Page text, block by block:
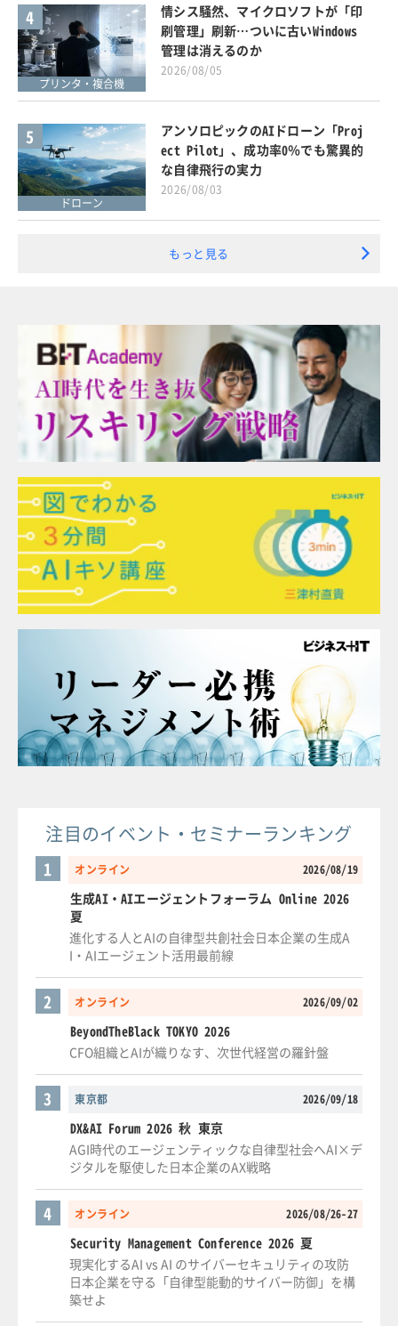
4
プリンタ・複合機
情シス騒然、マイクロソフトが「印
刷管理」刷新…ついに古いWindows
管理は消えるのか
2026/08/05
5
ドローン
アンソロピックのAIドローン「Proj
ect Pilot」、成功率0％でも驚異的
な自律飛行の実力
2026/08/03
もっと見る
注目のイベント・セミナーランキング
オンライン 2026/08/19
1
生成AI・AIエージェントフォーラム Online 2026
夏
進化する人とAIの自律型共創社会日本企業の生成A
I・AIエージェント活用最前線
オンライン 2026/09/02
2
BeyondTheBlack TOKYO 2026
CFO組織とAIが織りなす、次世代経営の羅針盤
東京都 2026/09/18
3
DX&AI Forum 2026 秋 東京
AGI時代のエージェンティックな自律型社会へAI×デ
ジタルを駆使した日本企業のAX戦略
オンライン 2026/08/26-27
4
Security Management Conference 2026 夏
現実化するAI vs AI のサイバーセキュリティの攻防
日本企業を守る「自律型能動的サイバー防御」を構
築せよ